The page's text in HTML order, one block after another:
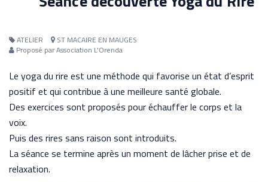
ATELIER
ST MACAIRE EN MAUGES
Proposé par Association L'Orenda
Le yoga du rire est une méthode qui favorise un état d’esprit
positif et qui contribue à une meilleure santé globale.
Des exercices sont proposés pour échauffer le corps et la
voix.
Puis des rires sans raison sont introduits.
La séance se termine après un moment de lâcher prise et de
relaxation.